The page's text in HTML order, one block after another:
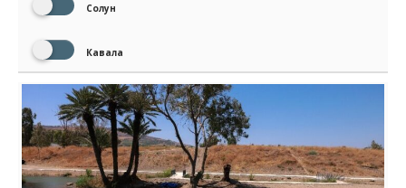
Солун
Кавала